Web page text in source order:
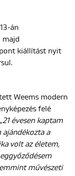
án
majd
kiállítást nyit
Weems modern
felé
21 évesen kaptam
ajándékozta a
volt az életem,
művészeti